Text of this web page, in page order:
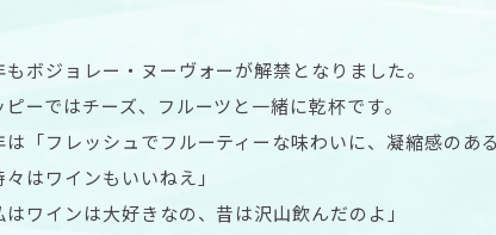
もボジョレー・ヌーヴォーが解禁となりました。
ピーではチーズ、フルーツと一緒に乾杯です。
は「フレッシュでフルーティーな味わいに、凝縮感のあ
々はワインもいいねえ」
はワインは大好きなの、昔は沢山飲んだのよ」